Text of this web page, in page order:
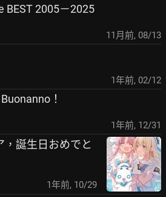
BEST 2005－2025
11月前, 08/13
1年前, 02/12
！
1年前, 12/31
，誕生日おめでと
1年前, 10/29